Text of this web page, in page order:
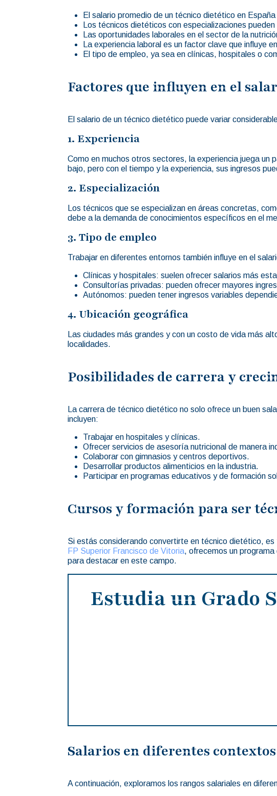
El salario promedio de un técnico dietético en
Los técnicos dietéticos con especializaciones
Las oportunidades laborales en el sector de la
La experiencia laboral es un factor clave que influye
El tipo de empleo, ya sea en clínicas, hospitales o
Factores que influyen en el
El salario de un técnico dietético puede variar
1. Experiencia
Como en muchos otros sectores, la experiencia juega un
bajo, pero con el tiempo y la experiencia, sus ingresos
2. Especialización
Los técnicos que se especializan en áreas concretas,
debe a la demanda de conocimientos específicos en el
3. Tipo de empleo
Trabajar en diferentes entornos también influye en el
Clínicas y hospitales: suelen ofrecer salarios más
Consultorías privadas: pueden ofrecer mayores
Autónomos: pueden tener ingresos variables
4. Ubicación geográfica
Las ciudades más grandes y con un costo de vida más
localidades.
Posibilidades de carrera y
La carrera de técnico dietético no solo ofrece un buen
incluyen:
Trabajar en hospitales y clínicas.
Ofrecer servicios de asesoría nutricional de manera
Colaborar con gimnasios y centros deportivos.
Desarrollar productos alimenticios en la industria.
Participar en programas educativos y de formación
Cursos y formación para ser
Si estás considerando convertirte en técnico dietético,
FP Superior Francisco de Vitoria, ofrecemos un
para destacar en este campo.
Estudia un Grado
Salarios en diferentes
A continuación, exploramos los rangos salariales en